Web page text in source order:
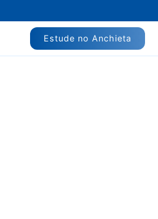
Estude no Anchieta